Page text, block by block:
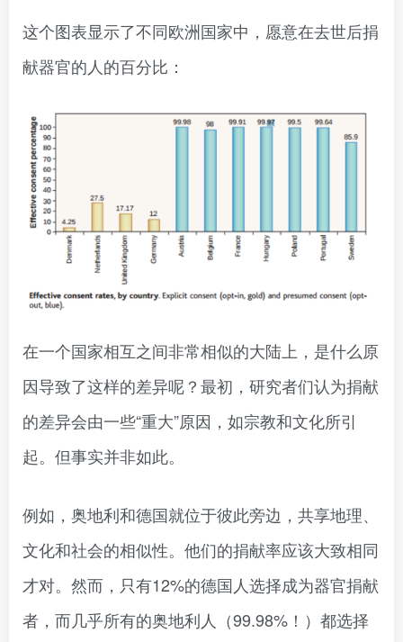
这个图表显示了不同欧洲国家中，愿意在去世后捐
献器官的人的百分比：
在一个国家相互之间非常相似的大陆上，是什么原
因导致了这样的差异呢？最初，研究者们认为捐献
的差异会由一些“重大”原因，如宗教和文化所引
起。但事实并非如此。
例如，奥地利和德国就位于彼此旁边，共享地理、
文化和社会的相似性。他们的捐献率应该大致相同
才对。然而，只有12%的德国人选择成为器官捐献
者，而几乎所有的奥地利人（99.98%！）都选择